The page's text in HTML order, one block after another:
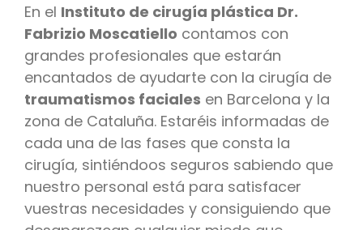
En el Instituto de cirugía plástica Dr.
Fabrizio Moscatiello contamos con
grandes profesionales que estarán
encantados de ayudarte con la cirugía de
traumatismos faciales en Barcelona y la
zona de Cataluña. Estaréis informadas de
cada una de las fases que consta la
cirugía, sintiéndoos seguros sabiendo que
nuestro personal está para satisfacer
vuestras necesidades y consiguiendo que